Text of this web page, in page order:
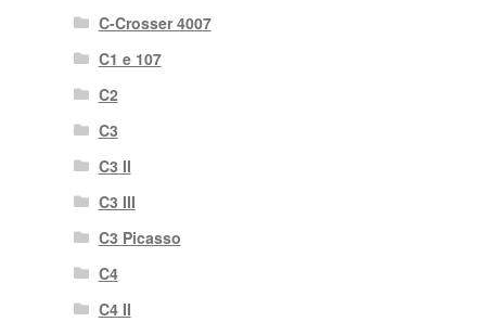
C-Crosser 4007
C1 e 107
C2
C3
C3 II
C3 III
C3 Picasso
C4
C4 II